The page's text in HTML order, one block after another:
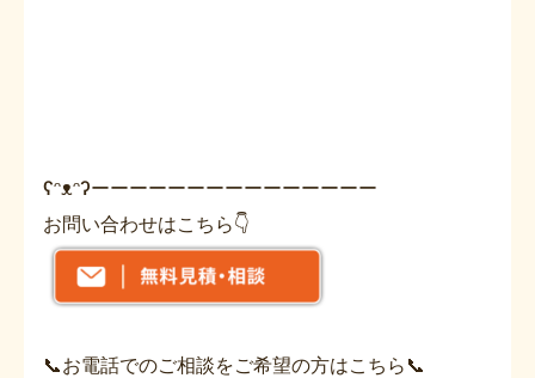
ʕᵔᴥᵔʔーーーーーーーーーーーーーーー
お問い合わせはこちら👇
📞お電話でのご相談をご希望の方はこちら📞